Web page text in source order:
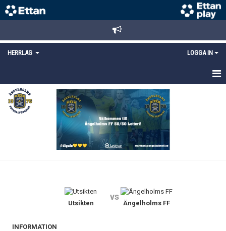
HERRLAG LOGGA IN
HEM
TRUPPEN
Utsikten
vs
Ängelholms FF
INFORMATION